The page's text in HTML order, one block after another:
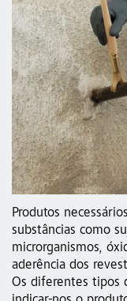
Produtos
substâncias como
microrganismos,
aderência dos
Os diferentes tipos